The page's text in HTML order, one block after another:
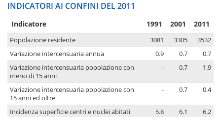
INDICATORI AI CONFINI DEL 2011
Indicatore 1991 2001 2011
Popolazione residente 3081 3305
3532
Variazione intercensuaria annua
0.9 0.7
0.7
Variazione intercensuaria popolazione con
meno di 15 anni
- 0.7 1.9
Variazione intercensuaria popolazione con
15 anni ed oltre
- 0.7 0.4
Incidenza superficie centri e nuclei abitati 5.8 6.1
6.2